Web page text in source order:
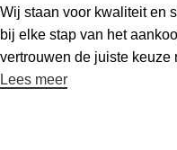
Wij staan voor kwaliteit en
bij elke stap van het
vertrouwen de juiste keuze
Lees meer